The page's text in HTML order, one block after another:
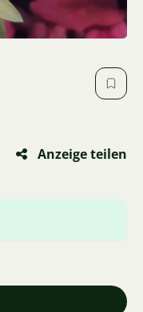
Anzeige teilen